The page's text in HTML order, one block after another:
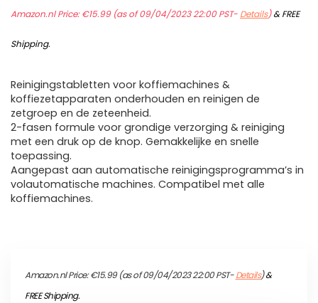
Amazon.nl Price:€15.99(as of 09/04/2023 22:00 PST- Details)&FREE
Shipping.
Reinigingstabletten voor koffiemachines &
koffiezetapparaten onderhouden en reinigen de
zetgroep en de zeteenheid.
2-fasen formule voor grondige verzorging & reiniging
met een druk op de knop. Gemakkelijke en snelle
toepassing.
Aangepast aan automatische reinigingsprogramma’s in
volautomatische machines. Compatibel met alle
koffiemachines.
Amazon.nl Price:€15.99(as of 09/04/2023 22:00 PST-Details)&
FREE Shipping.